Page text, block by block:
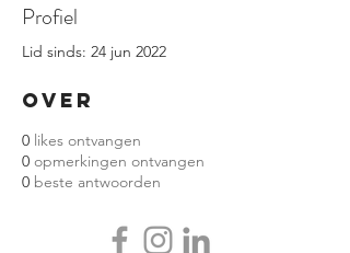
Profiel
Lid sinds: 24 jun 2022
Over
0 likes ontvangen
0 opmerkingen ontvangen
0 beste antwoorden